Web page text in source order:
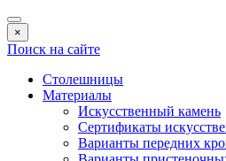
×
Поиск на сайте
Столешницы
Материалы
Искусственный камень
Сертификаты
Варианты передних